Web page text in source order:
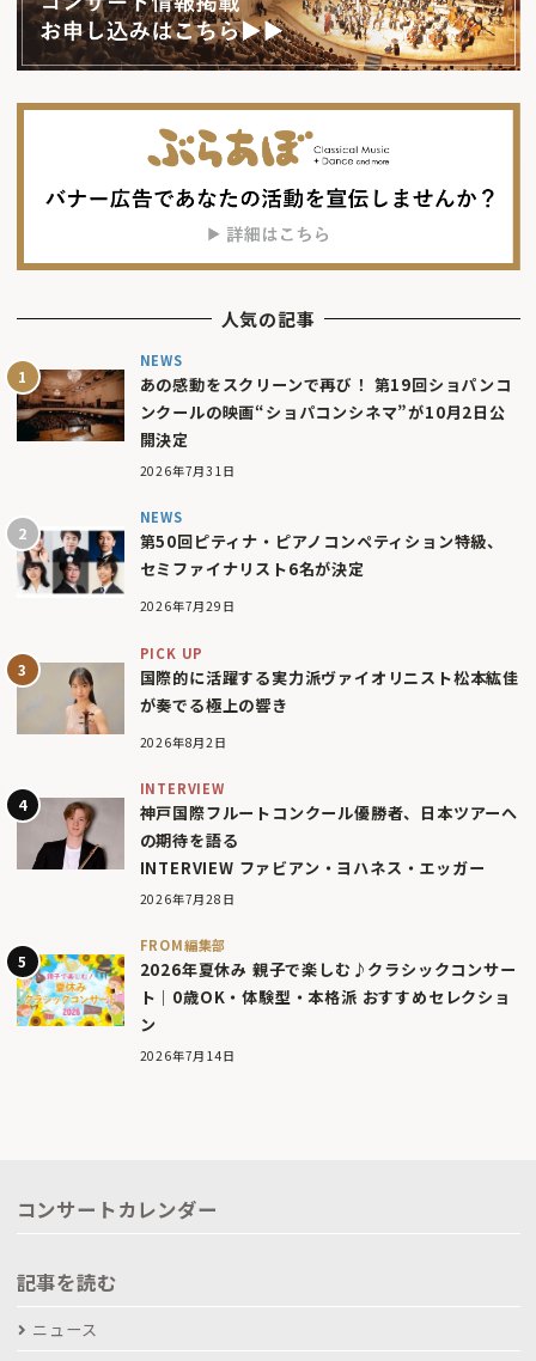
人気の記事
NEWS
あの感動をスクリーンで再び！ 第19回ショパンコ
ンクールの映画“ショパコンシネマ”が10月2日公
開決定
2026年7月31日
NEWS
第50回ピティナ・ピアノコンペティション特級、
セミファイナリスト6名が決定
2026年7月29日
PICK UP
国際的に活躍する実力派ヴァイオリニスト松本紘佳
が奏でる極上の響き
2026年8月2日
INTERVIEW
神戸国際フルートコンクール優勝者、日本ツアーへ
の期待を語る
INTERVIEW ファビアン・ヨハネス・エッガー
2026年7月28日
FROM編集部
2026年夏休み 親子で楽しむ♪クラシックコンサー
ト｜0歳OK・体験型・本格派 おすすめセレクショ
ン
2026年7月14日
コンサートカレンダー
記事を読む
ニュース